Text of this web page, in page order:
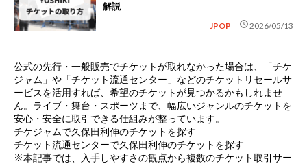
解説
JPOP schedule2026/05/13
公式の先行・一般販売でチケットが取れなかった場合は、
「チケ
ジャム」や「チケット流通センター」などのチケットリセールサ
ービスを活用すれば、希望のチケットが見つかるかもしれませ
ん。ライブ・舞台・スポーツまで、幅広いジャンルのチケットを
安心・安全に取引できる仕組みが整っています。
チケジャムで久保田利伸のチケットを探す
チケット流通センターで久保田利伸のチケットを探す
※本記事では、入手しやすさの観点から複数のチケット取引サー